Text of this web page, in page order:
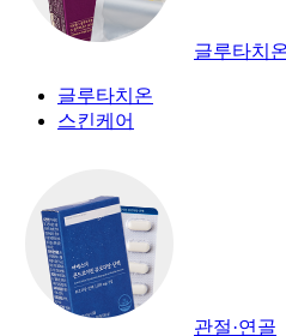
글루타치
글루타치온
스킨케어
관절·연골